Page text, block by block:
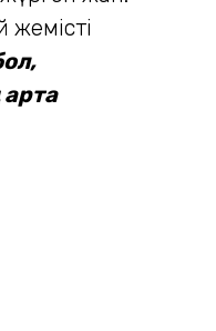
арта